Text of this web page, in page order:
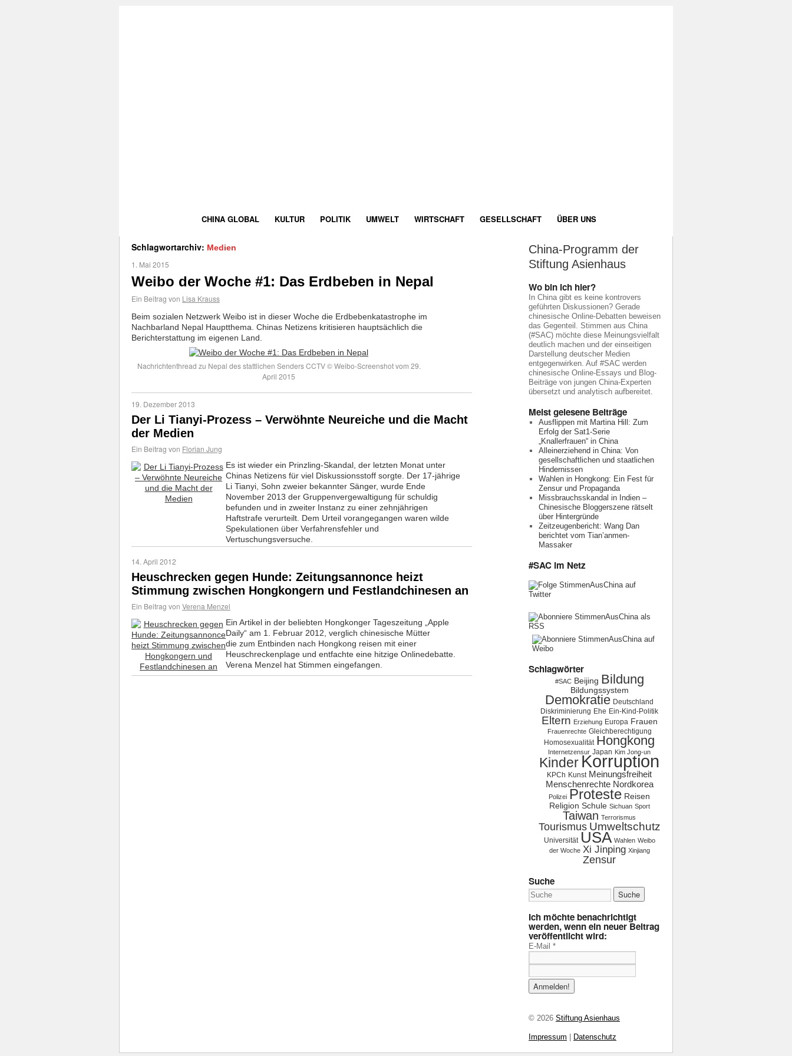
CHINA GLOBAL KULTUR POLITIK UMWELT WIRTSCHAFT GESELLSCHAFT ÜBER UNS
Schlagwortarchiv: Medien
1. Mai 2015
Weibo der Woche #1: Das Erdbeben in Nepal
Ein Beitrag von Lisa Krauss
Beim sozialen Netzwerk Weibo ist in dieser Woche die Erdbebenkatastrophe im
Nachbarland Nepal Hauptthema. Chinas Netizens kritisieren hauptsächlich die
Berichterstattung im eigenen Land.
Nachrichtenthread zu Nepal des stattlichen Senders CCTV © Weibo-Screenshot vom 29.
April 2015
19. Dezember 2013
Der Li Tianyi-Prozess – Verwöhnte Neureiche und die Macht
der Medien
Ein Beitrag von Florian Jung
Es ist wieder ein Prinzling-Skandal, der letzten Monat unter
Chinas Netizens für viel Diskussionsstoff sorgte. Der 17-jährige
Li Tianyi, Sohn zweier bekannter Sänger, wurde Ende
November 2013 der Gruppenvergewaltigung für schuldig
befunden und in zweiter Instanz zu einer zehnjährigen
Haftstrafe verurteilt. Dem Urteil vorangegangen waren wilde
Spekulationen über Verfahrensfehler und
Vertuschungsversuche.
14. April 2012
Heuschrecken gegen Hunde: Zeitungsannonce heizt
Stimmung zwischen Hongkongern und Festlandchinesen an
Ein Beitrag von Verena Menzel
Ein Artikel in der beliebten Hongkonger Tageszeitung „Apple
Daily“ am 1. Februar 2012, verglich chinesische Mütter
die zum Entbinden nach Hongkong reisen mit einer
Heuschreckenplage und entfachte eine hitzige Onlinedebatte.
Verena Menzel hat Stimmen eingefangen.
China-Programm der
Stiftung Asienhaus
Wo bin ich hier?
In China gibt es keine kontrovers
geführten Diskussionen? Gerade
chinesische Online-Debatten beweisen
das Gegenteil. Stimmen aus China
(#SAC) möchte diese Meinungsvielfalt
deutlich machen und der einseitigen
Darstellung deutscher Medien
entgegenwirken. Auf #SAC werden
chinesische Online-Essays und Blog-
Beiträge von jungen China-Experten
übersetzt und analytisch aufbereitet.
Meist gelesene Beiträge
Ausflippen mit Martina Hill: Zum
Erfolg der Sat1-Serie
„Knallerfrauen“ in China
Alleinerziehend in China: Von
gesellschaftlichen und staatlichen
Hindernissen
Wahlen in Hongkong: Ein Fest für
Zensur und Propaganda
Missbrauchsskandal in Indien –
Chinesische Bloggerszene rätselt
über Hintergründe
Zeitzeugenbericht: Wang Dan
berichtet vom Tian’anmen-
Massaker
#SAC im Netz
Schlagwörter
#SAC Beijing Bildung
Bildungssystem
Demokratie Deutschland
Diskriminierung Ehe Ein-Kind-Politik
Eltern Erziehung Europa Frauen
Frauenrechte Gleichberechtigung
Homosexualität Hongkong
Internetzensur Japan Kim Jong-un
KinderKorruption
KPCh Kunst Meinungsfreiheit
Menschenrechte Nordkorea
Polizei Proteste Reisen
Religion Schule Sichuan Sport
Taiwan Terrorismus
Tourismus Umweltschutz
Universität USA Wahlen Weibo
der Woche Xi Jinping Xinjiang
Zensur
Suche
Ich möchte benachrichtigt
werden, wenn ein neuer Beitrag
veröffentlicht wird:
E-Mail *
© 2026 Stiftung Asienhaus
Impressum Datenschutz